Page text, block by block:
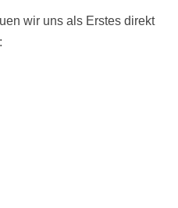
wir uns als Erstes direkt